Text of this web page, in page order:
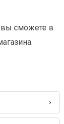
вы сможете в